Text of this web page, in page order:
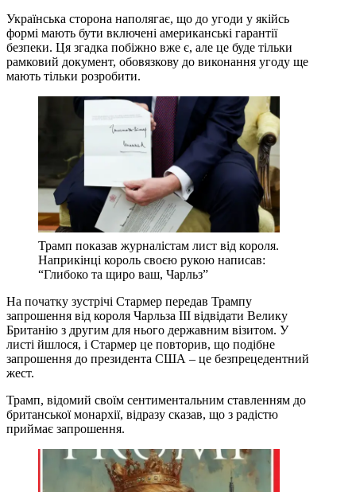
Українська сторона наполягає, що до угоди у якійсь
формі мають бути включені американські гарантії
безпеки. Ця згадка побіжно вже є, але це буде тільки
рамковий документ, обовязкову до виконання угоду ще
мають тільки розробити.
Трамп показав журналістам лист від короля.
Наприкінці король своєю рукою написав:
“Глибоко та щиро ваш, Чарльз”
На початку зустрічі Стармер передав Трампу
запрошення від короля Чарльза III відвідати Велику
Британію з другим для нього державним візитом. У
листі йшлося, і Стармер це повторив, що подібне
запрошення до президента США – це безпрецедентний
жест.
Трамп, відомий своїм сентиментальним ставленням до
британської монархії, відразу сказав, що з радістю
приймає запрошення.